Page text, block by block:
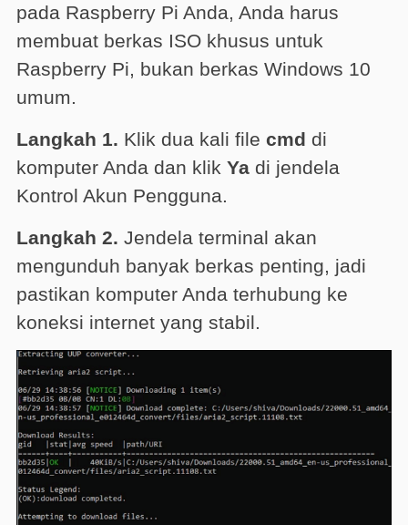
pada Raspberry Pi Anda, Anda harus
membuat berkas ISO khusus untuk
Raspberry Pi, bukan berkas Windows 10
umum.
Langkah 1. Klik dua kali file cmd di
komputer Anda dan klik Yadi jendela
Kontrol Akun Pengguna.
Langkah 2. Jendela terminal akan
mengunduh banyak berkas penting, jadi
pastikan komputer Anda terhubung ke
koneksi internet yang stabil.